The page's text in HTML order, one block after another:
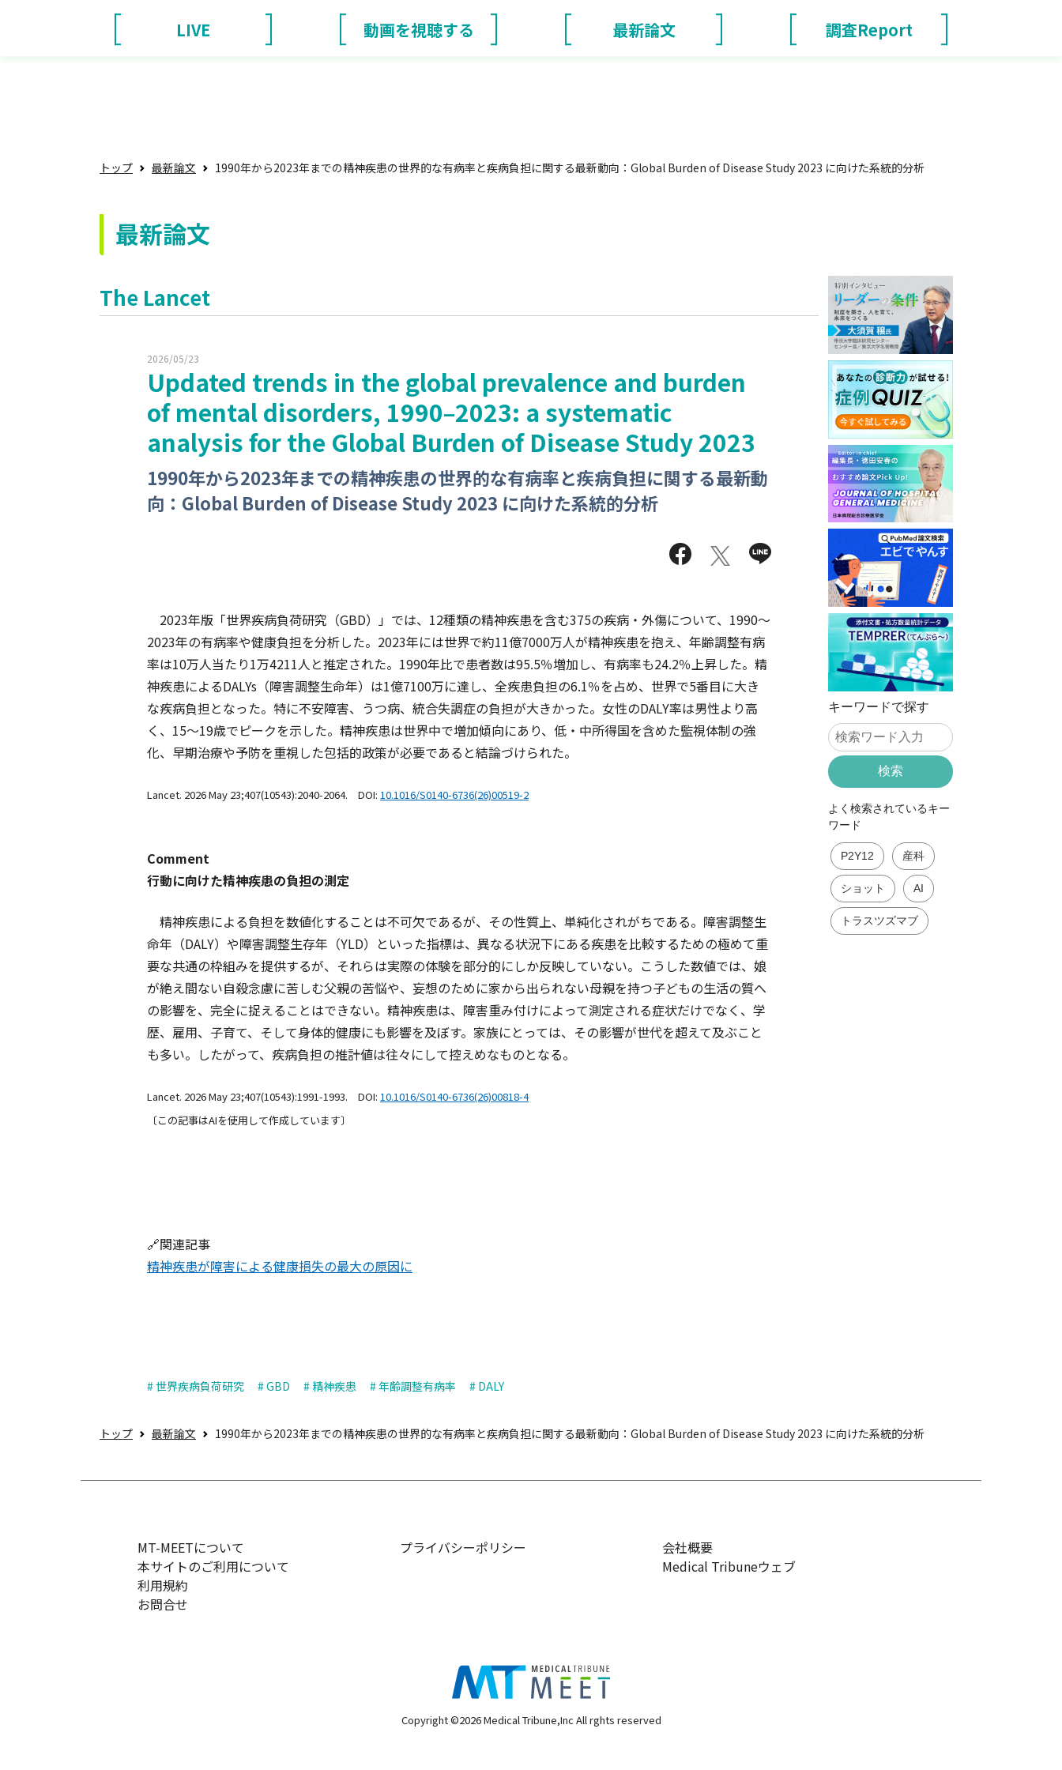
LIVE 動画を視聴する 最新論文 調査Report
トップ 最新論文 1990年から2023年までの精神疾患の世界的な有病率と疾病負担に関する最新動向：Global Burden of Disease Study 2023 に向けた系統的分析
最新論文
The Lancet
2026/05/23
Updated trends in the global prevalence and burden
of mental disorders, 1990–2023: a systematic
analysis for the Global Burden of Disease Study 2023
1990年から2023年までの精神疾患の世界的な有病率と疾病負担に関する最新動
向：Global Burden of Disease Study 2023 に向けた系統的分析
2023年版「世界疾病負荷研究（GBD）」では、12種類の精神疾患を含む375の疾病・外傷について、1990～
2023年の有病率や健康負担を分析した。2023年には世界で約11億7000万人が精神疾患を抱え、年齢調整有病
率は10万人当たり1万4211人と推定された。1990年比で患者数は95.5％増加し、有病率も24.2％上昇した。精
神疾患によるDALYs（障害調整生命年）は1億7100万に達し、全疾患負担の6.1％を占め、世界で5番目に大き
な疾病負担となった。特に不安障害、うつ病、統合失調症の負担が大きかった。女性のDALY率は男性より高
く、15～19歳でピークを示した。精神疾患は世界中で増加傾向にあり、低・中所得国を含めた監視体制の強
化、早期治療や予防を重視した包括的政策が必要であると結論づけられた。
Lancet. 2026 May 23;407(10543):2040-2064. DOI: 10.1016/S0140-6736(26)00519-2
Comment
行動に向けた精神疾患の負担の測定
精神疾患による負担を数値化することは不可欠であるが、その性質上、単純化されがちである。障害調整生
命年（DALY）や障害調整生存年（YLD）といった指標は、異なる状況下にある疾患を比較するための極めて重
要な共通の枠組みを提供するが、それらは実際の体験を部分的にしか反映していない。こうした数値では、娘
が絶え間ない自殺念慮に苦しむ父親の苦悩や、妄想のために家から出られない母親を持つ子どもの生活の質へ
の影響を、完全に捉えることはできない。精神疾患は、障害重み付けによって測定される症状だけでなく、学
歴、雇用、子育て、そして身体的健康にも影響を及ぼす。家族にとっては、その影響が世代を超えて及ぶこと
も多い。したがって、疾病負担の推計値は往々にして控えめなものとなる。
Lancet. 2026 May 23;407(10543):1991-1993. DOI: 10.1016/S0140-6736(26)00818-4
〔この記事はAIを使用して作成しています〕
🔗関連記事
精神疾患が障害による健康損失の最大の原因に
# 世界疾病負荷研究 # GBD # 精神疾患 # 年齢調整有病率 # DALY
キーワードで探す
検索
よく検索されているキー
ワード
P2Y12 産科
ショット AI
トラスツズマブ
トップ 最新論文 1990年から2023年までの精神疾患の世界的な有病率と疾病負担に関する最新動向：Global Burden of Disease Study 2023 に向けた系統的分析
MT-MEETについて
本サイトのご利用について
利用規約
お問合せ
プライバシーポリシー
会社概要
Medical Tribuneウェブ
Copyright ©2026 Medical Tribune,Inc All rghts reserved